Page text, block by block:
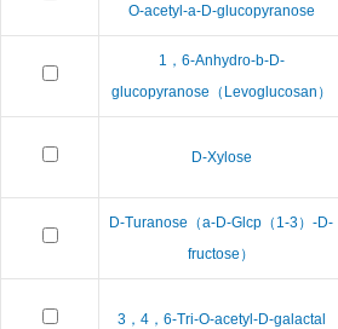
O-acetyl-a-D-glucopyranose
1，6-Anhydro-b-D-
glucopyranose（Levoglucosan）
D-Xylose
D-Turanose（a-D-Glcp（1-3）-D-
fructose）
3，4，6-Tri-O-acetyl-D-galactal